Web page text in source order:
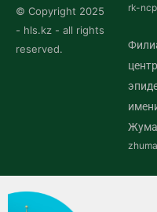
© Copyright 2025
- hls.kz - all rights
reserved.
rk-